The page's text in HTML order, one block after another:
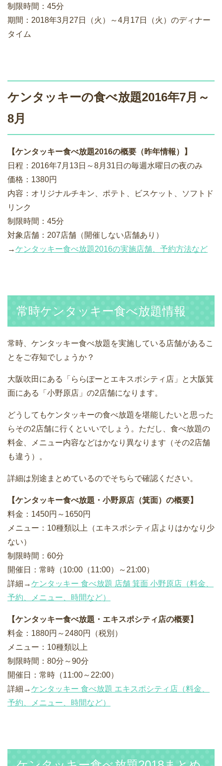
制限時間：45分
期間：2018年3月27日（火）～4月17日（火）のディナー
タイム
ケンタッキーの食べ放題2016年7月～
8月
【ケンタッキー食べ放題2016の概要（昨年情報）】
日程：2016年7月13日～8月31日の毎週水曜日の夜のみ
価格：1380円
内容：オリジナルチキン、ポテト、ビスケット、ソフトド
リンク
制限時間：45分
対象店舗：207店舗（開催しない店舗あり）
→ケンタッキー食べ放題2016の実施店舗、予約方法など
常時ケンタッキー食べ放題情報
常時、ケンタッキー食べ放題を実施している店舗があるこ
とをご存知でしょうか？
大阪吹田にある「ららぽーとエキスポシティ店」と大阪箕
面にある「小野原店」の2店舗になります。
どうしてもケンタッキーの食べ放題を堪能したいと思った
らその2店舗に行くといいでしょう。ただし、食べ放題の
料金、メニュー内容などはかなり異なります（その2店舗
も違う）。
詳細は別途まとめているのでそちらで確認ください。
【ケンタッキー食べ放題・小野原店（箕面）の概要】
料金：1450円～1650円
メニュー：10種類以上（エキスポシティ店よりはかなり少
ない）
制限時間：60分
開催日：常時（10:00（11:00）～21:00）
詳細→ケンタッキー 食べ放題 店舗 箕面 小野原店（料金、
予約、メニュー、時間など）
【ケンタッキー食べ放題・エキスポシティ店の概要】
料金：1880円～2480円（税別）
メニュー：10種類以上
制限時間：80分～90分
開催日：常時（11:00～22:00）
詳細→ケンタッキー 食べ放題 エキスポシティ店（料金、
予約、メニュー、時間など）